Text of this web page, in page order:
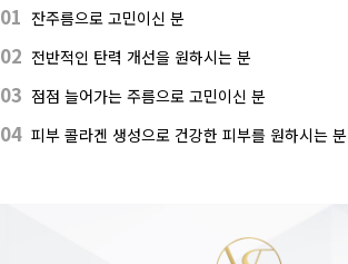
01 잔주름으로 고민이신 분
02 전반적인 탄력 개선을 원하시는 분
03 점점 늘어가는 주름으로 고민이신 분
04 피부 콜라겐 생성으로 건강한 피부를 원하시는 분